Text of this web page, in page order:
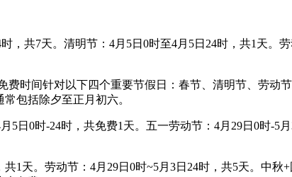
，共7天。清明节：4月5日0时至4月5日24时，共1天。
时间针对以下四个重要节假日：春节、清明节、劳动
包括除夕至正月初六。
5日0时-24时，共免费1天。五一劳动节：4月29日0时-5
1天。劳动节：4月29日0时~5月3日24时，共5天。中秋